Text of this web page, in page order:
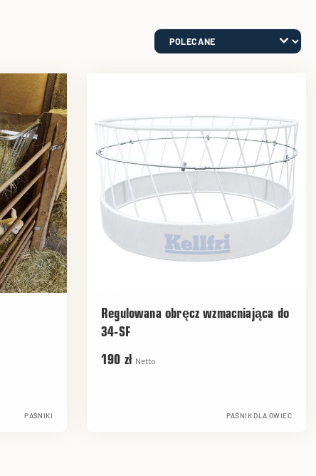
PAŚNIKI
Regulowana obręcz wzmacniająca do
34-SF
190 zł Netto
PAŚNIK DLA OWIEC